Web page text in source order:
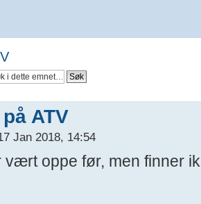
ATV
Jan 2018, 14:54
vært oppe før, men finner